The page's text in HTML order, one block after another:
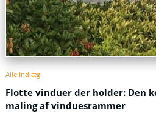
Alle Indlæg
Flotte vinduer der holder: Den
maling af vinduesrammer